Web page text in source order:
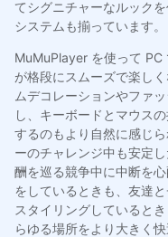
てシグニチャーなルック
システムも揃っています。
MuMuPlayer を使って
が格段にスムーズで楽し
ムデコレーションやファ
し、キーボードとマウス
するのもより自然に感じ
ーのチャレンジ中も安定
酬を巡る競争中に中断を
をしているときも、友達
スタイリングしていると
らゆる場所をより大きく